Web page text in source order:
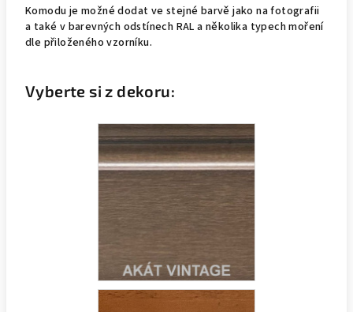
Komodu je možné dodat ve stejné barvě jako na fotografii
a také v barevných odstínech RAL a několika typech moření
dle přiloženého vzorníku.
Vyberte si z dekoru: